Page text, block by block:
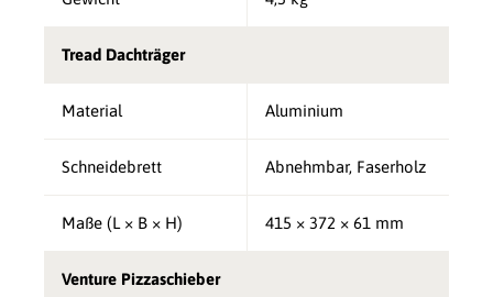
Tread Dachträger
Material Aluminium
Schneidebrett Abnehmbar, Faserholz
Maße (L × B × H) 415 × 372 × 61 mm
Venture Pizzaschieber